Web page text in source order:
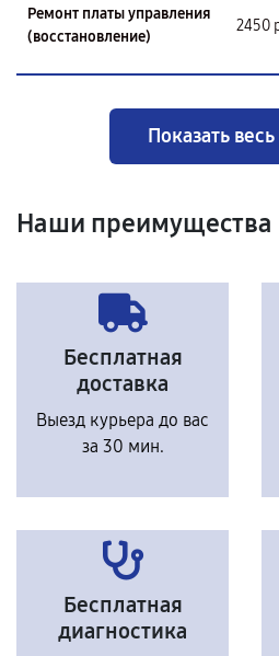
Ремонт платы управления
(восстановление)
2450
Показать
Наши преимущества
Бесплатная
доставка
Выезд курьера до вас
за 30 мин.
Бесплатная
диагностика